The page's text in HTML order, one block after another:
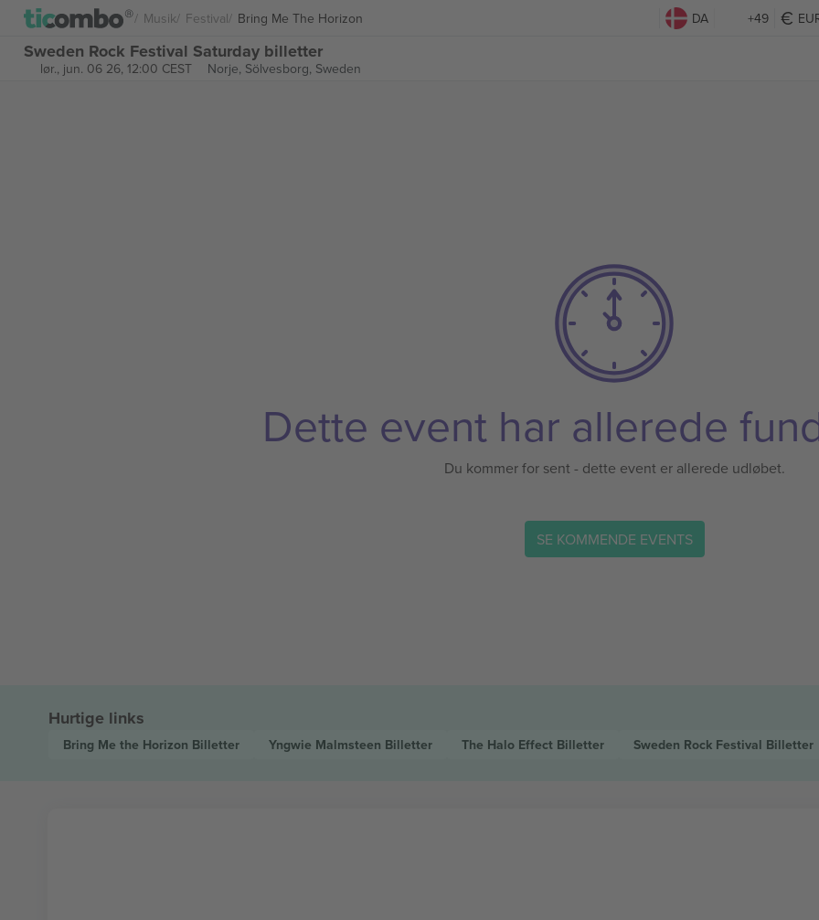
Musik Festival Bring Me The Horizon DA +49
Sweden Rock Festival Saturday billetter
lør., jun. 06 26, 12:00 CEST Norje, Sölvesborg, Sweden
Dette event har allerede
Du kommer for sent - dette event er allerede udløbet.
SE KOMMENDE EVENTS
Hurtige links
Bring Me the Horizon Billetter Yngwie Malmsteen Billetter The Halo Effect Billetter Sweden Rock Festival Billetter